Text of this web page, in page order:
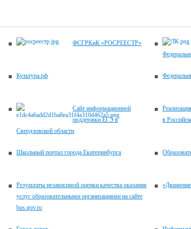
ФСГРКиК «РОСРЕЕСТР»
Культура.рф
Сайт информационной
поддержки ЕГЭ в
Свердловской области
в
Школьный портал города Екатеринбурга
Результаты независимой оценки качества оказания
услуг образовательными организациями на сайте
bus.gov.ru
«Движение